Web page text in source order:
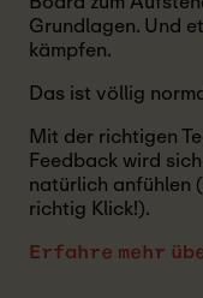
Grundlagen. Und
kämpfen.
Das ist völlig
Mit der richtigen
Feedback wird
natürlich anfühlen
richtig Klick!).
Erfahre mehr